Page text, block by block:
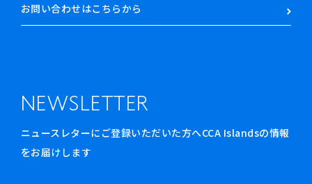
お問い合わせはこちらから
NEWSLETTER
ニュースレターにご登録いただいた方へCCA Islandsの情報
をお届けします